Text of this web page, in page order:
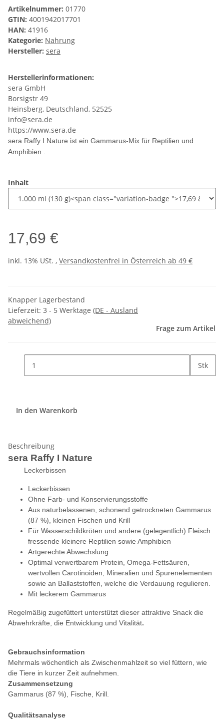
Artikelnummer: 01770
GTIN: 4001942017701
HAN: 41916
Kategorie: Nahrung
Hersteller: sera
Herstellerinformationen:
sera GmbH
Borsigstr 49
Heinsberg, Deutschland, 52525
info@sera.de
https://www.sera.de
sera Raffy I Nature ist ein Gammarus-Mix für Reptilien und
Amphibien .
Inhalt
17,69 €
inkl. 13% USt. , Versandkostenfrei in Österreich ab 49 €
Knapper Lagerbestand
Lieferzeit: 3 - 5 Werktage (DE - Ausland
abweichend)
Frage zum Artikel
Stk
In den Warenkorb
Beschreibung
sera Raffy I Nature
Leckerbissen
Leckerbissen
Ohne Farb- und Konservierungsstoffe
Aus naturbelassenen, schonend getrockneten Gammarus
(87 %), kleinen Fischen und Krill
Für Wasserschildkröten und andere (gelegentlich) Fleisch
fressende kleinere Reptilien sowie Amphibien
Artgerechte Abwechslung
Optimal verwertbarem Protein, Omega-Fettsäuren,
wertvollen Carotinoiden, Mineralien und Spurenelementen
sowie an Ballaststoffen, welche die Verdauung regulieren.
Mit leckerem Gammarus
Regelmäßig zugefüttert unterstützt dieser attraktive Snack die
Abwehrkräfte, die Entwicklung und Vitalität.
Gebrauchsinformation
Mehrmals wöchentlich als Zwischenmahlzeit so viel füttern, wie
die Tiere in kurzer Zeit aufnehmen.
Zusammensetzung
Gammarus (87 %), Fische, Krill.
Qualitätsanalyse